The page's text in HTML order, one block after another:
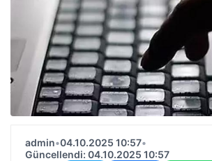
admin•04.10.2025 10:57•
Güncellendi: 04.10.2025 10:57